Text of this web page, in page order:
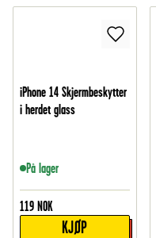
iPhone 14 Skjermbeskytter
i herdet glass
På lager
119 NOK
KJØP